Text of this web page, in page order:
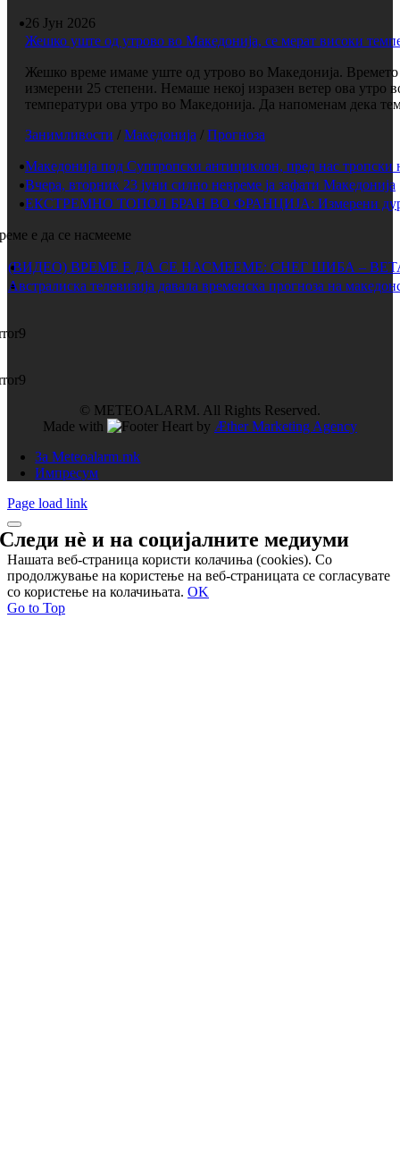
26 Јун 2026
Жешко уште од утрово во Македонија, се мерат високи
Жешко време имаме уште од утрово во Македонија. Времето
измерени 25 степени. Немаше некој изразен ветер ова
температури ова утро во Македонија. Да напоменам дека
Занимливости / Македонија / Прогноза
Македонија под Суптропски антициклон, пред нас тропски
Вчера, вторник 23 јуни силно невреме ја зафати Македонија
ЕКСТРЕМНО ТОПОЛ БРАН ВО ФРАНЦИЈА: Измерени дури
е да се насмееме
(ВИДЕО) ВРЕМЕ Е ДА СЕ НАСМЕЕМЕ: СНЕГ ШИБА –
Австралиска телевизија давала временска прогноза на
© METEOALARM. All Rights Reserved.
Made with
by Æther Marketing Agency
За Meteoalarm.mk
Импресум
Page load link
Следи нѐ и насоцијалните медиуми
Нашата веб-страница користи колачиња (cookies). Со
продолжување на користење на веб-страницата се согласувате
со користење на колачињата. OK
Go to Top